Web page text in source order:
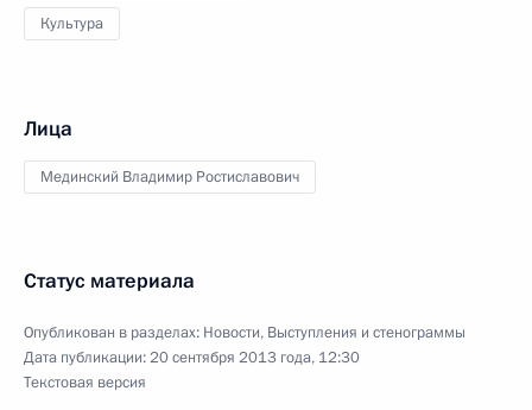
Культура
Лица
Мединский Владимир Ростиславович
Статус материала
Опубликован в разделах: Новости, Выступления и стенограммы
Дата публикации:20 сентября 2013 года, 12:30
Текстовая версия